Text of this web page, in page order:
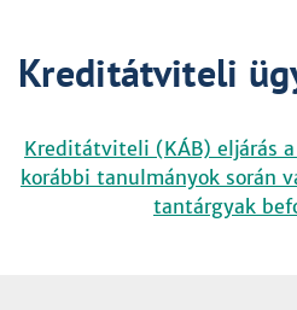
Kreditátviteli
Kreditátviteli (KÁB) eljárás
korábbi tanulmányok során
tantárgyak